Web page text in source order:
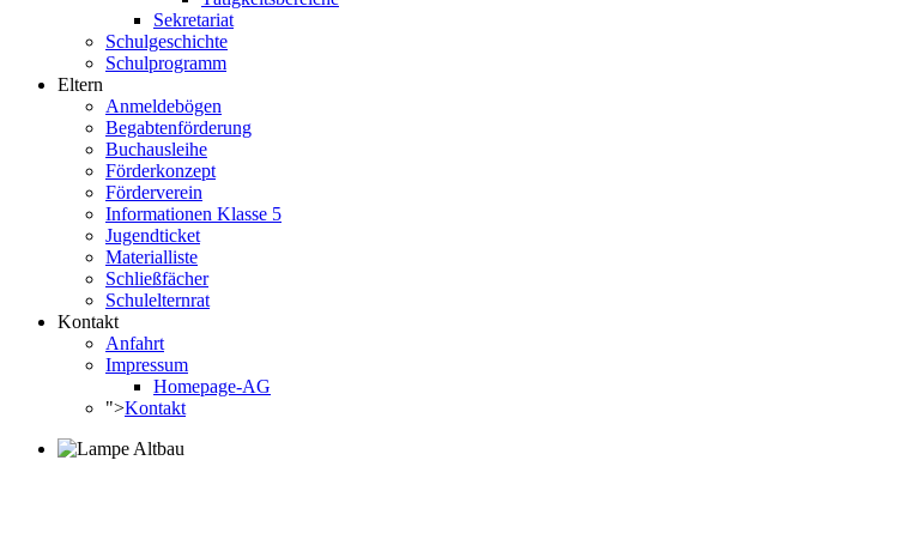
Sekretariat
Schulgeschichte
Schulprogramm
Eltern
Anmeldebögen
Begabtenförderung
Buchausleihe
Förderkonzept
Förderverein
Informationen Klasse 5
Jugendticket
Materialliste
Schließfächer
Schulelternrat
Kontakt
Anfahrt
Impressum
Homepage-AG
">Kontakt